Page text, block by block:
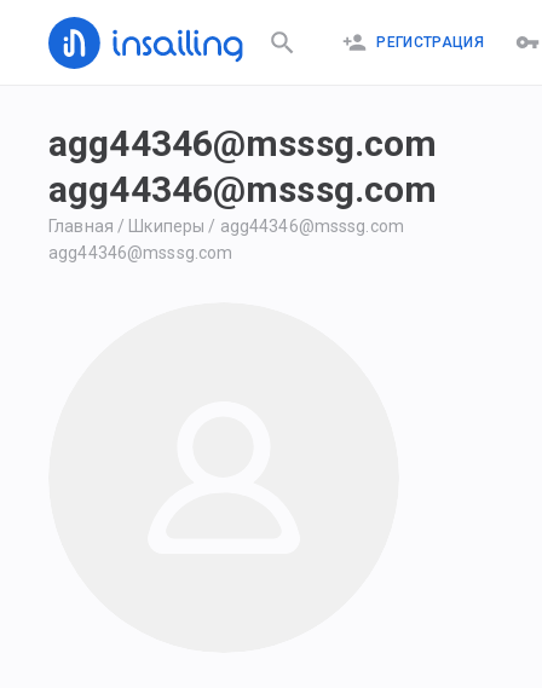
РЕГИСТРАЦИЯ
agg44346@msssg.com
agg44346@msssg.com
Главная / Шкиперы / agg44346@msssg.com
agg44346@msssg.com